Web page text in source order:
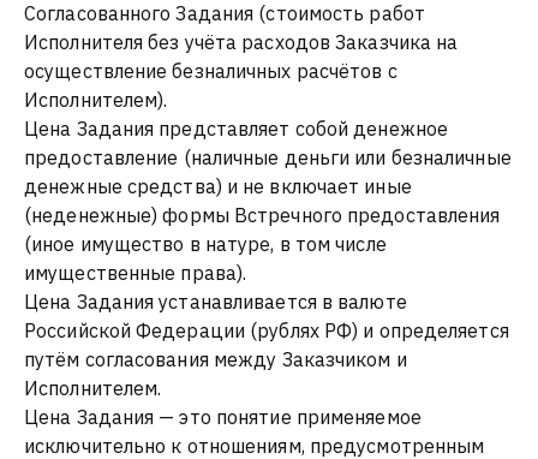
Согласованного Задания (стоимость работ
Исполнителя без учёта расходов Заказчика на
осуществление безналичных расчётов с
Исполнителем).
Цена Задания представляет собой денежное
предоставление (наличные деньги или безналичные
денежные средства) и не включает иные
(неденежные) формы Встречного предоставления
(иное имущество в натуре, в том числе
имущественные права).
Цена Задания устанавливается в валюте
Российской Федерации (рублях РФ) и определяется
путём согласования между Заказчиком и
Исполнителем.
Цена Задания — это понятие применяемое
исключительно к отношениям, предусмотренным